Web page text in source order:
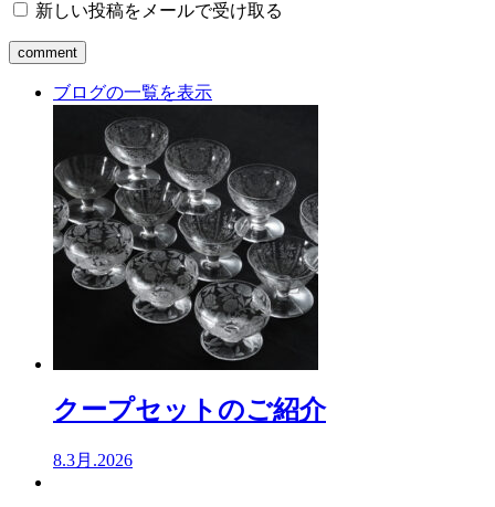
新しい投稿をメールで受け取る
ブログの一覧を表示
クープセットのご紹介
8.3月.2026